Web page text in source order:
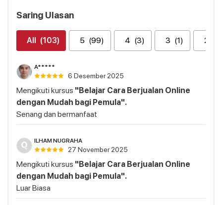
Saring Ulasan
All (103) 5 (99) 4 (3) 3 (1) 2
A*****
6 Desember 2025
Mengikuti kursus "Belajar Cara Berjualan Online
dengan Mudah bagi Pemula".
Senang dan bermanfaat
ILHAM NUGRAHA
27 November 2025
Mengikuti kursus "Belajar Cara Berjualan Online
dengan Mudah bagi Pemula".
Luar Biasa